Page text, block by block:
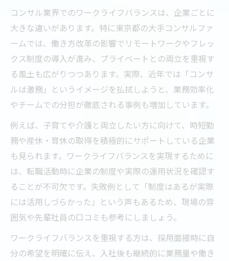
コンサル業界でのワークライフバランスは、企業ごとに
大きな違いがあります。特に東京都の大手コンサルファ
ームでは、働き方改革の影響でリモートワークやフレッ
クス制度の導入が進み、プライベートとの両立を重視す
る風土も広がりつつあります。実際、近年では「コンサ
ルは激務」というイメージを払拭しようと、業務効率化
やチームでの分担が徹底される事例も増加しています。
例えば、子育てや介護と両立したい方に向けて、時短勤
務や産休・育休の取得を積極的にサポートしている企業
も見られます。ワークライフバランスを実現するために
は、転職活動時に企業の制度や実際の運用状況を確認す
ることが不可欠です。失敗例として「制度はあるが実際
には活用しづらかった」という声もあるため、現場の雰
囲気や先輩社員の口コミも参考にしましょう。
ワークライフバランスを重視する方は、採用面接時に自
分の希望を明確に伝え、入社後も継続的に業務量や働き